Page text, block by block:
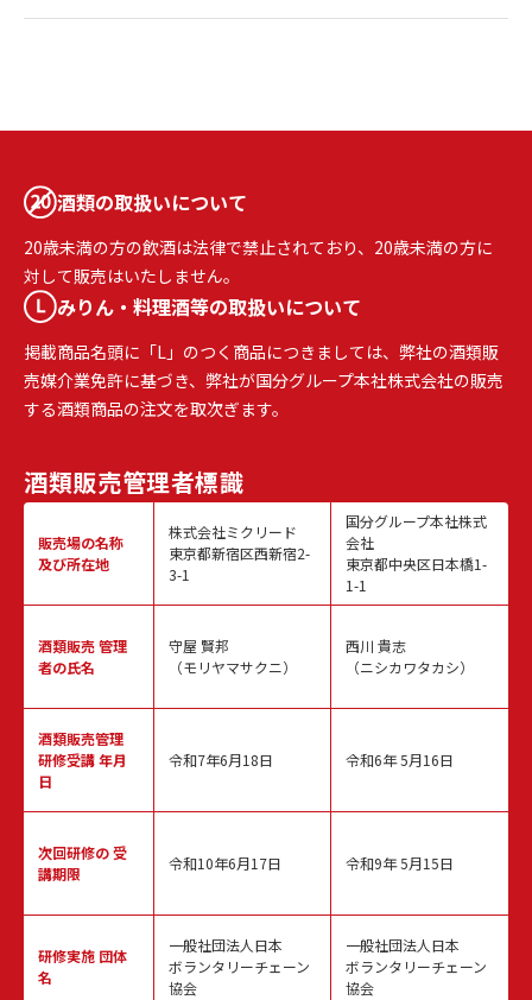
酒類の取扱いについて
20歳未満の方の飲酒は法律で禁止されており、20歳未満の方に
対して販売はいたしません。
みりん・料理酒等の取扱いについて
掲載商品名頭に「L」のつく商品につきましては、弊社の酒類販
売媒介業免許に基づき、弊社が国分グループ本社株式会社の販売
する酒類商品の注文を取次ぎます。
酒類販売管理者標識
販売場の名称
及び所在地
酒類販売管理
者の氏名
酒類販売管理
研修受講 年月
日
次回研修の受
講期限
研修実施 団体
名
株式会社ミクリード
東京都新宿区西新宿2-
3-1
守屋 賢邦
（モリヤマサクニ）
令和7年6月18日
令和10年6月17日
一般社団法人日本
ボランタリーチェーン
協会
国分グループ本社株式
会社
東京都中央区日本橋1-
1-1
西川 貴志
（ニシカワタカシ）
令和6年 5月16日
令和9年 5月15日
一般社団法人日本
ボランタリーチェーン
協会